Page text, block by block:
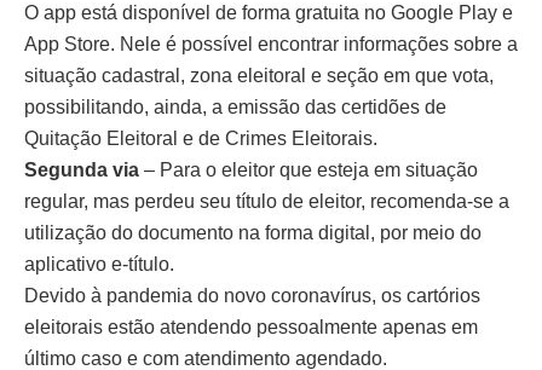
O app está disponível de forma gratuita no Google Play e
App Store. Nele é possível encontrar informações sobre a
situação cadastral, zona eleitoral e seção em que vota,
possibilitando, ainda, a emissão das certidões de
Quitação Eleitoral e de Crimes Eleitorais.
Segunda via – Para o eleitor que esteja em situação
regular, mas perdeu seu título de eleitor, recomenda-se a
utilização do documento na forma digital, por meio do
aplicativo e-título.
Devido à pandemia do novo coronavírus, os cartórios
eleitorais estão atendendo pessoalmente apenas em
último caso e com atendimento agendado.